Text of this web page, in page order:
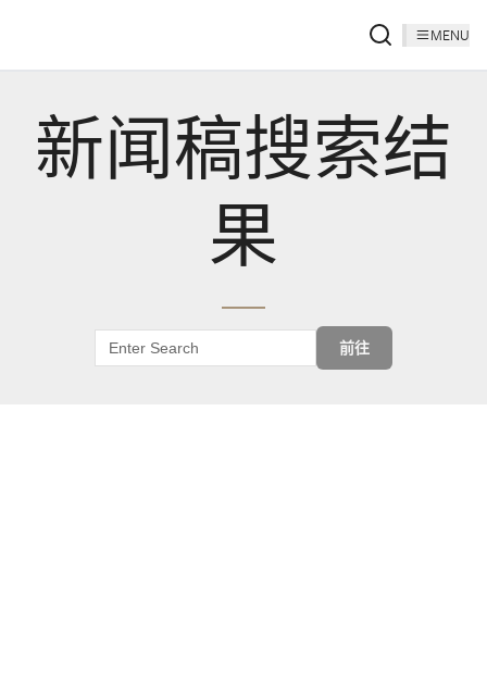
MENU
新闻稿搜索结
果
前往